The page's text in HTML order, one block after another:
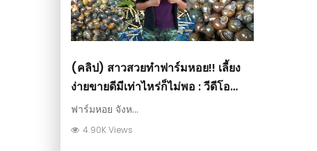
(คลิป) สาวสวยทำฟาร์มหอย!! เลี้ยง
ง่ายขายดีมีเท่าไหร่ก็ไม่พอ : วีดีโอ
เกษตร
ฟาร์มหอย จังห...
4.90K Views